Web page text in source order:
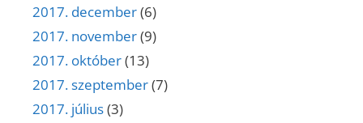
2017. december(6)
2017. november(9)
2017. október(13)
2017. szeptember(7)
2017. július(3)